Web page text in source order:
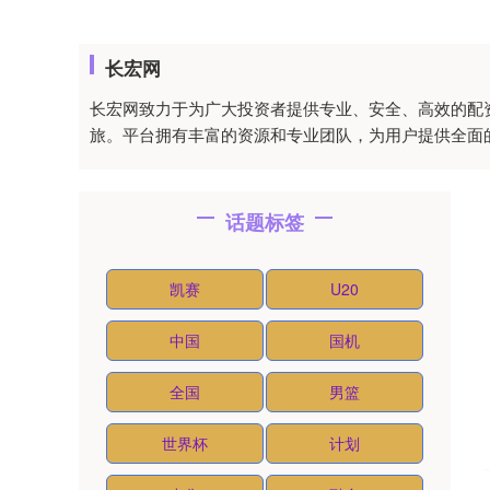
长宏网
长宏网致力于为广大投资者提供专业、安全、高效的
旅。平台拥有丰富的资源和专业团队，为用户提供全
话题标签
凯赛 U20
中国 国机
全国 男篮
世界杯 计划